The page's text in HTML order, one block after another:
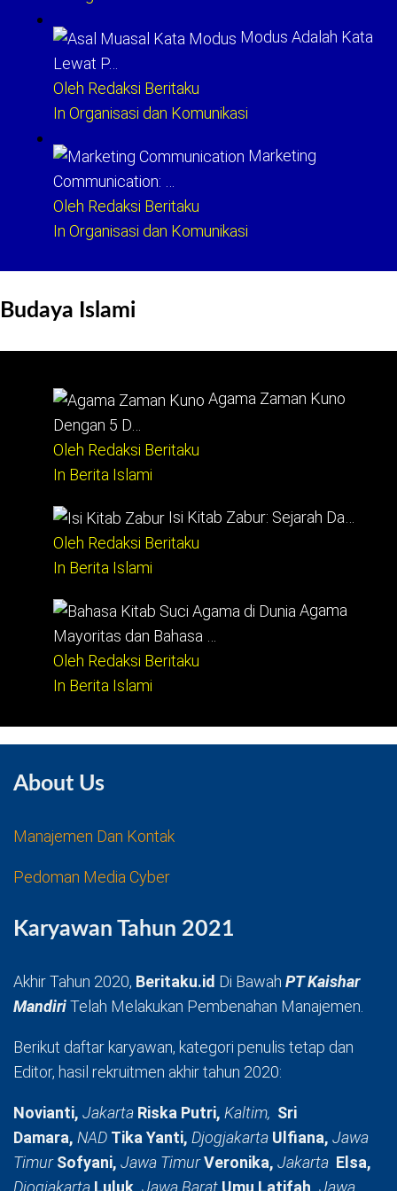
Modus Adalah Kata
Lewat P…
Oleh Redaksi Beritaku
In Organisasi dan Komunikasi
Marketing
Communication: …
Oleh Redaksi Beritaku
In Organisasi dan Komunikasi
Budaya Islami
Agama Zaman Kuno
Dengan 5 D…
Oleh Redaksi Beritaku
In Berita Islami
Isi Kitab Zabur: Sejarah Da…
Oleh Redaksi Beritaku
In Berita Islami
Agama
Mayoritas dan Bahasa …
Oleh Redaksi Beritaku
In Berita Islami
About Us
Manajemen Dan Kontak
Pedoman Media Cyber
Karyawan Tahun 2021
Akhir Tahun 2020, Beritaku.id Di Bawah PT Kaishar
MandiriTelah Melakukan Pembenahan Manajemen.
Berikut daftar karyawan, kategori penulis tetap dan
Editor, hasil rekruitmen akhir tahun 2020:
Novianti, Jakarta Riska Putri, Kaltim, Sri
Damara, NAD Tika Yanti, Djogjakarta Ulfiana, Jawa
TimurSofyani, Jawa TimurVeronika, Jakarta Elsa,
Djogjakarta Luluk, Jawa Barat Umu Latifah, Jawa